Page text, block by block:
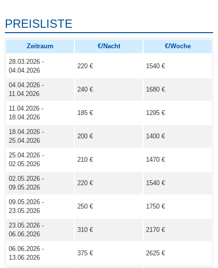
PREISLISTE
Zeitraum €/Nacht €/Woche
28.03.2026 -
04.04.2026
220 € 1540 €
04.04.2026 -
11.04.2026
240 € 1680 €
11.04.2026 -
18.04.2026
185 € 1295 €
18.04.2026 -
25.04.2026
200 € 1400 €
25.04.2026 -
02.05.2026
210 € 1470 €
02.05.2026 -
09.05.2026
220 € 1540 €
09.05.2026 -
23.05.2026
250 € 1750 €
23.05.2026 -
06.06.2026
310 € 2170 €
06.06.2026 -
13.06.2026
375 € 2625 €